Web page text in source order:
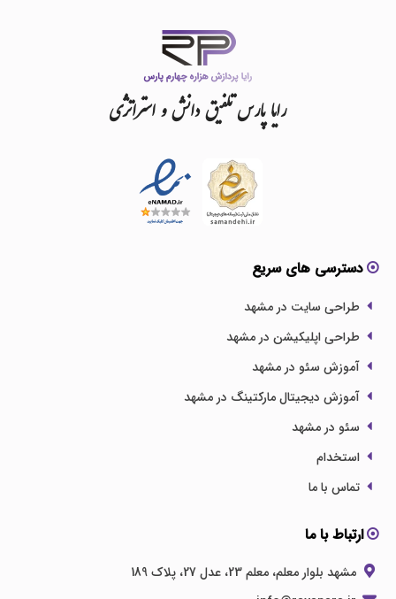
رایاپارستلفیقدانشواستراتژی
دسترسی های سریع
طراحی سایت در مشهد
طراحی اپلیکیشن در مشهد
آموزش سئو در مشهد
آموزش دیجیتال مارکتینگ در مشهد
سئو در مشهد
استخدام
تماس با ما
ارتباط با ما
مشهد بلوار معلم، معلم 23، عدل 27، پلاک 189